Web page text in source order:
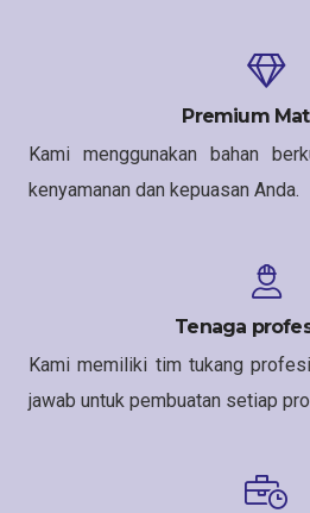
Premium
Kami menggunakan bahan
kenyamanan dan kepuasan Anda.
Tenaga
Kami memiliki tim tukang
jawab untuk pembuatan setiap